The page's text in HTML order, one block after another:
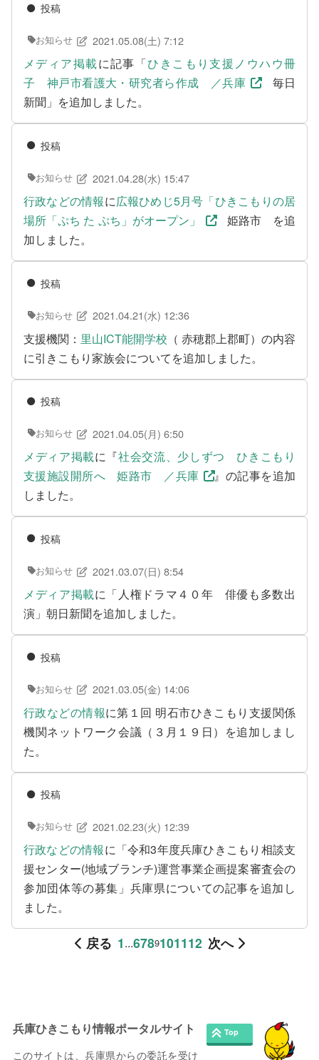
相談する前に
兵庫県ひきこもり総合支援センター
兵庫ひきこもり相談支援センター
女性のための悩み相談
カウンセリング機関
働きたい方へ
働く前に
ボランティアしたい方への情報
就職の相談や情報
学びたい方へ
研修や講座
全寮制の県立フリースクール
連絡したい方へ
検
索:
投稿
お知らせ 2021.05.08(土) 7:12
メディア掲載に記事「ひきこもり支援ノウハウ冊
子 神戸市看護大・研究者ら作成 ／兵庫
毎日
新聞」を追加しました。
投稿
お知らせ 2021.04.28(水) 15:47
行政などの情報に広報ひめじ5月号「ひきこもりの居
場所「ぷち た ぷち」がオープン」
姫路市 を追
加しました。
投稿
お知らせ 2021.04.21(水) 12:36
支援機関： 里山ICT能開学校 （ 赤穂郡上郡町）の内容
に引きこもり家族会についてを追加しました。
投稿
お知らせ 2021.04.05(月) 6:50
メディア掲載に『社会交流、少しずつ ひきこもり
支援施設開所へ 姫路市 ／兵庫
』の記事を追加
しました。
投稿
お知らせ 2021.03.07(日) 8:54
メディア掲載に「人権ドラマ４０年 俳優も多数出
演」朝日新聞を追加しました。
投稿
お知らせ 2021.03.05(金) 14:06
行政などの情報に第１回 明石市ひきこもり支援関係
機関ネットワーク会議（３月１９日）を追加しまし
た。
投稿
お知らせ 2021.02.23(火) 12:39
行政などの情報に「令和3年度兵庫ひきこもり相談支
援センター(地域ブランチ)運営事業企画提案審査会の
参加団体等の募集」兵庫県についての記事を追加し
ました。
戻る 1...6789101112 次へ
兵庫ひきこもり情報ポータルサイト
このサイトは、兵庫県からの委託を受け